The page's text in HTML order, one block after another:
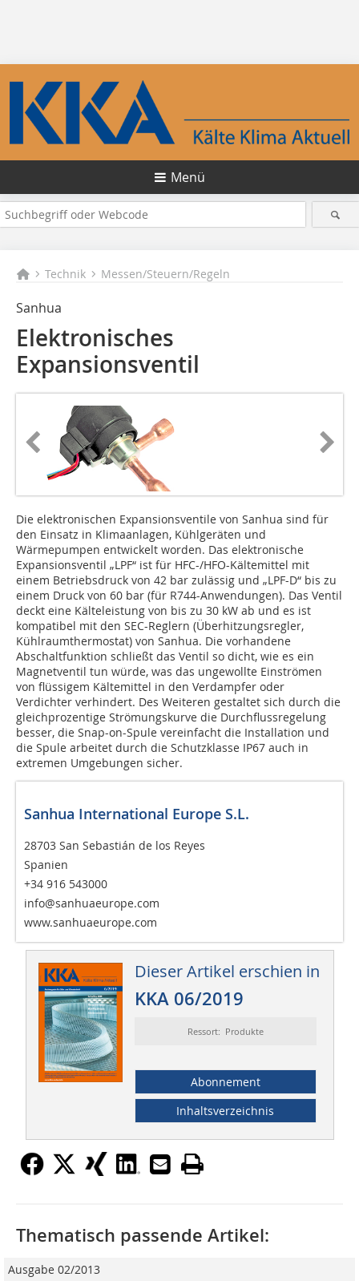
Menü
Technik Messen/Steuern/Regeln
Sanhua
Elektronisches
Expansionsventil
Die elektronischen Expansionsventile von Sanhua sind für
den Einsatz in Klimaanlagen, Kühlgeräten und
Wärmepumpen entwickelt worden. Das elektronische
Expansionsventil „LPF“ ist für HFC-/HFO-Kältemittel mit
einem Betriebsdruck von 42 bar zulässig und „LPF-D“ bis zu
einem Druck von 60 bar (für R744-Anwendungen). Das Ventil
deckt eine Kälteleistung von bis zu 30 kW ab und es ist
kompatibel mit den SEC-Reglern (Überhitzungsregler,
Kühlraumthermostat) von Sanhua. Die vorhandene
Abschaltfunktion schließt das Ventil so dicht, wie es ein
Magnetventil tun würde, was das ungewollte Einströmen
von flüssigem Kältemittel in den Verdampfer oder
Verdichter verhindert. Des Weiteren gestaltet sich durch die
gleichprozentige Strömungskurve die Durchflussregelung
besser, die Snap-on-Spule vereinfacht die Installation und
die Spule arbeitet durch die Schutzklasse IP67 auch in
extremen Umgebungen sicher.
Sanhua International Europe S.L.
28703 San Sebastián de los Reyes
Spanien
+34 916 543000
info@sanhuaeurope.com
www.sanhuaeurope.com
Dieser Artikel erschien in
KKA 06/2019
Ressort: Produkte
Abonnement
Inhaltsverzeichnis
Thematisch passende Artikel:
Ausgabe 02/2013